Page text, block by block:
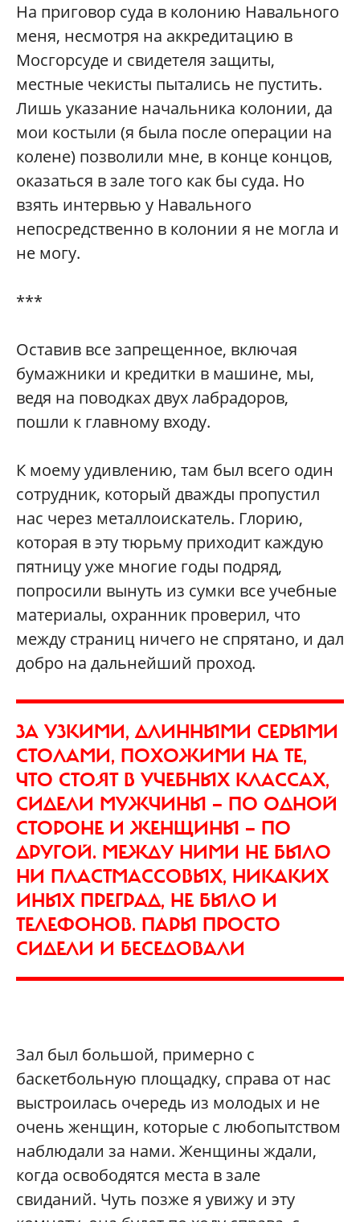
На приговор суда в колонию Навального
меня, несмотря на аккредитацию в
Мосгорсуде и свидетеля защиты,
местные чекисты пытались не пустить.
Лишь указание начальника колонии, да
мои костыли (я была после операции на
колене) позволили мне, в конце концов,
оказаться в зале того как бы суда. Но
взять интервью у Навального
непосредственно в колонии я не могла и
не могу.
***
Оставив все запрещенное, включая
бумажники и кредитки в машине, мы,
ведя на поводках двух лабрадоров,
пошли к главному входу.
К моему удивлению, там был всего один
сотрудник, который дважды пропустил
нас через металлоискатель. Глорию,
которая в эту тюрьму приходит каждую
пятницу уже многие годы подряд,
попросили вынуть из сумки все учебные
материалы, охранник проверил, что
между страниц ничего не спрятано, и дал
добро на дальнейший проход.
ЗА УЗКИМИ, ДЛИННЫМИ СЕРЫМИ
СТОЛАМИ, ПОХОЖИМИ НА ТЕ,
ЧТО СТОЯТ В УЧЕБНЫХ КЛАССАХ,
СИДЕЛИ МУЖЧИНЫ — ПО ОДНОЙ
СТОРОНЕ И ЖЕНЩИНЫ — ПО
ДРУГОЙ. МЕЖДУ НИМИ НЕ БЫЛО
НИ ПЛАСТМАССОВЫХ, НИКАКИХ
ИНЫХ ПРЕГРАД, НЕ БЫЛО И
ТЕЛЕФОНОВ. ПАРЫ ПРОСТО
СИДЕЛИ И БЕСЕДОВАЛИ
Зал был большой, примерно с
баскетбольную площадку, справа от нас
выстроилась очередь из молодых и не
очень женщин, которые с любопытством
наблюдали за нами. Женщины ждали,
когда освободятся места в зале
свиданий. Чуть позже я увижу и эту